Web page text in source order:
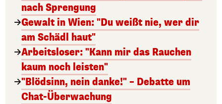
nach Sprengung
Gewalt in Wien: "Du weißt nie, wer dir
am Schädl haut"
Arbeitsloser: "Kann mir das Rauchen
kaum noch leisten"
"Blödsinn, nein danke!" – Debatte um
Chat-Überwachung